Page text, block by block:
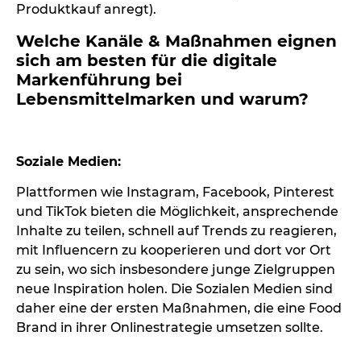
Produktkauf anregt).
Welche Kanäle & Maßnahmen eignen
sich am besten für die digitale
Markenführung bei
Lebensmittelmarken und warum?
Soziale Medien:
Plattformen wie Instagram, Facebook, Pinterest
und TikTok bieten die Möglichkeit, ansprechende
Inhalte zu teilen, schnell auf Trends zu reagieren,
mit Influencern zu kooperieren und dort vor Ort
zu sein, wo sich insbesondere junge Zielgruppen
neue Inspiration holen. Die Sozialen Medien sind
daher eine der ersten Maßnahmen, die eine Food
Brand in ihrer Onlinestrategie umsetzen sollte.